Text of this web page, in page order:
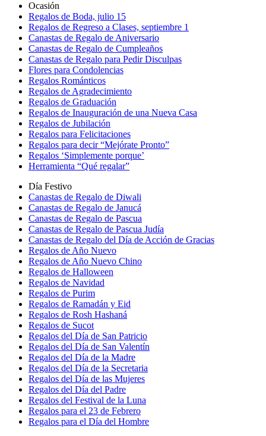
Ocasión
Regalos de Boda, julio 15
Regalos de Regreso a Clases, septiembre 1
Canastas de Regalo de Aniversario
Canastas de Regalo de Cumpleaños
Canastas de Regalo para Pedir Disculpas
Flores para Condolencias
Regalos Románticos
Regalos de Agradecimiento
Regalos de Graduación
Regalos de Inauguración de una Nueva Casa
Regalos de Jubilación
Regalos para Felicitaciones
Regalos para decir “Mejórate Pronto”
Regalos ‘Simplemente porque’
Herramienta “Qué regalar”
Día Festivo
Canastas de Regalo de Diwali
Canastas de Regalo de Janucá
Canastas de Regalo de Pascua
Canastas de Regalo de Pascua Judía
Canastas de Regalo del Día de Acción de Gracias
Regalos de Año Nuevo
Regalos de Año Nuevo Chino
Regalos de Halloween
Regalos de Navidad
Regalos de Purim
Regalos de Ramadán y Eid
Regalos de Rosh Hashaná
Regalos de Sucot
Regalos del Día de San Patricio
Regalos del Día de San Valentín
Regalos del Día de la Madre
Regalos del Día de la Secretaria
Regalos del Día de las Mujeres
Regalos del Día del Padre
Regalos del Festival de la Luna
Regalos para el 23 de Febrero
Regalos para el Día del Hombre